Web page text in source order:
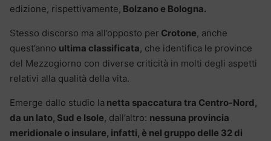
edizione, rispettivamente, Bolzano e Bologna.
Stesso discorso ma all’opposto per Crotone, anche
quest’anno ultima classificata, che identifica le province
del Mezzogiorno con diverse criticità in molti degli aspetti
relativi alla qualità della vita.
Emerge dallo studio la netta spaccatura tra Centro-Nord,
da un lato, Sud e Isole, dall’altro: nessuna provincia
meridionale o insulare, infatti, è nel gruppo delle 32 di